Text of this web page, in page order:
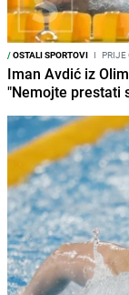
/OSTALI SPORTOVI I PRIJE
Iman Avdić iz
"Nemojte prestati